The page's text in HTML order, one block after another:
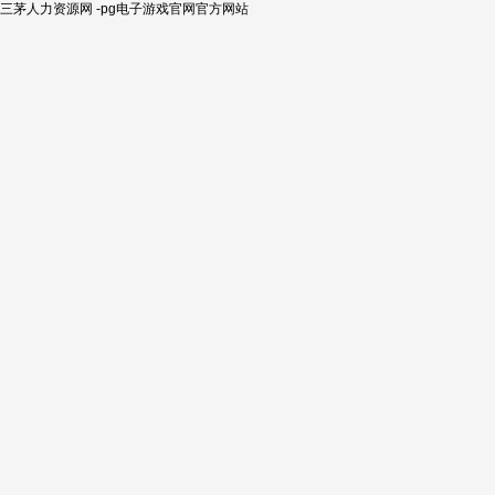
三茅人力资源网 -pg电子游戏官网官方网站